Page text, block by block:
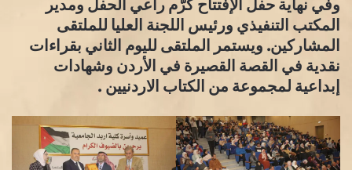
وفي نهاية حفل الإفتتاح كرّم راعي الحفل ومدير
المكتب التنفيذي ورئيس اللجنة العليا للملتقى
المشاركين. ويستمر الملتقى لليوم الثاني بقراءات
نقدية في القصة القصيرة في الأردن وشهادات
إبداعية لمجموعة من الكتاب الاردنيين .